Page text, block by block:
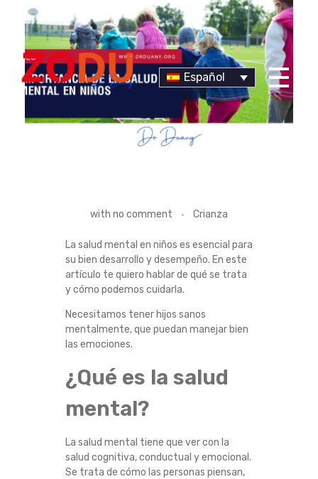
Español
with no comment Crianza
La salud mental en niños es esencial para
su bien desarrollo y desempeño. En este
artículo te quiero hablar de qué se trata
y cómo podemos cuidarla.
Necesitamos tener hijos sanos
mentalmente, que puedan manejar bien
las emociones.
¿Qué es la salud
mental?
La salud mental tiene que ver con la
salud cognitiva, conductual y emocional.
Se trata de cómo las personas piensan,